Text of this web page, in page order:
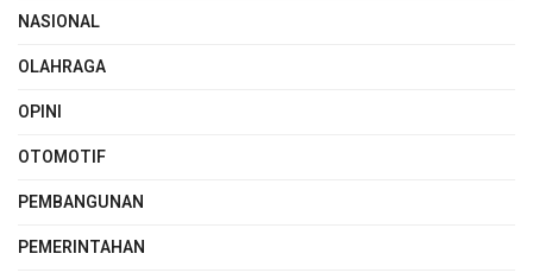
NASIONAL
OLAHRAGA
OPINI
OTOMOTIF
PEMBANGUNAN
PEMERINTAHAN